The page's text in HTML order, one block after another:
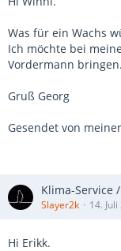
Was für ein Wachs
Ich möchte bei
Vordermann bringen.
Gruß Georg
Gesendet von
Klima-Service
Slayer2k 14.
Hi Erikk.